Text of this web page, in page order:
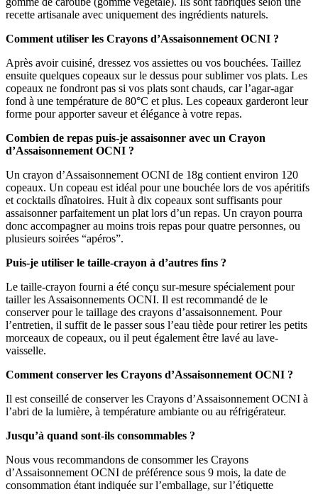
recette artisanale avec uniquement des ingrédients naturels.
Comment utiliser les Crayons d’Assaisonnement OCNI ?
Après avoir cuisiné, dressez vos assiettes ou vos bouchées. Taillez
ensuite quelques copeaux sur le dessus pour sublimer vos plats. Les
copeaux ne fondront pas si vos plats sont chauds, car l’agar-agar
fond à une température de 80°C et plus. Les copeaux garderont leur
forme pour apporter saveur et élégance à votre repas.
Combien de repas puis-je assaisonner avec un Crayon
d’Assaisonnement OCNI ?
Un crayon d’Assaisonnement OCNI de 18g contient environ 120
copeaux. Un copeau est idéal pour une bouchée lors de vos apéritifs
et cocktails dînatoires. Huit à dix copeaux sont suffisants pour
assaisonner parfaitement un plat lors d’un repas. Un crayon pourra
donc accompagner au moins trois repas pour quatre personnes, ou
plusieurs soirées “apéros”.
Puis-je utiliser le taille-crayon à d’autres fins ?
Le taille-crayon fourni a été conçu sur-mesure spécialement pour
tailler les Assaisonnements OCNI. Il est recommandé de le
conserver pour le taillage des crayons d’assaisonnement. Pour
l’entretien, il suffit de le passer sous l’eau tiède pour retirer les petits
morceaux de copeaux, ou il peut également être lavé au lave-
vaisselle.
Comment conserver les Crayons d’Assaisonnement OCNI ?
Il est conseillé de conserver les Crayons d’Assaisonnement OCNI à
l’abri de la lumière, à température ambiante ou au réfrigérateur.
Jusqu’à quand sont-ils consommables ?
Nous vous recommandons de consommer les Crayons
d’Assaisonnement OCNI de préférence sous 9 mois, la date de
consommation étant indiquée sur l’emballage, sur l’étiquette